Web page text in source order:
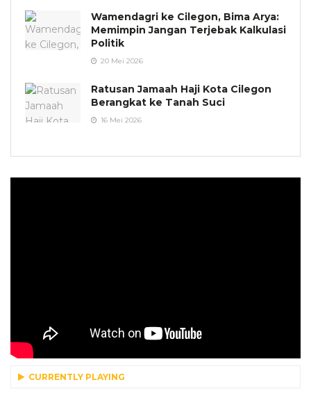
Wamendagri ke Cilegon, Bima Arya:
Memimpin Jangan Terjebak Kalkulasi
Politik
20 Mei 2026
Ratusan Jamaah Haji Kota Cilegon
Berangkat ke Tanah Suci
16 Mei 2026
CURRENTLY PLAYING